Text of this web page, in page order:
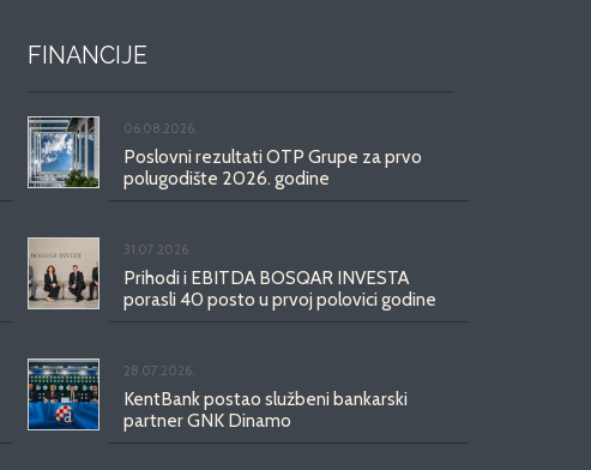
FINANCIJE
06.08.2026.
Poslovni rezultati OTP Grupe za prvo
polugodište 2026. godine
31.07.2026.
Prihodi i EBITDA BOSQAR INVESTA
porasli 40 posto u prvoj polovici godine
28.07.2026.
KentBank postao službeni bankarski
partner GNK Dinamo